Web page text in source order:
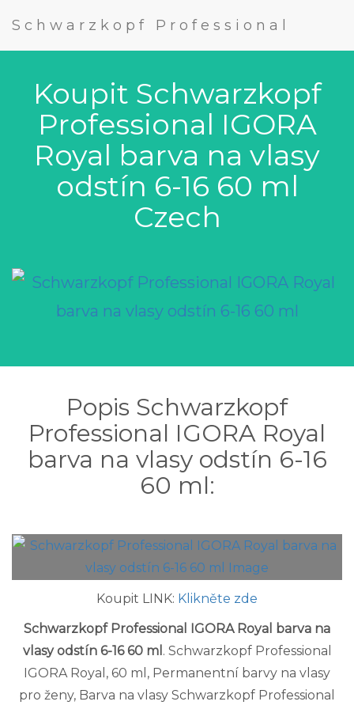
Schwarzkopf Professional
Koupit Schwarzkopf
Professional IGORA
Royal barva na vlasy
odstín 6-16 60 ml
Czech
Popis Schwarzkopf
Professional IGORA Royal
barva na vlasy odstín 6-16
60 ml:
Koupit LINK: Klikněte zde
Schwarzkopf Professional IGORA Royal barva na
vlasy odstín 6-16 60 ml . Schwarzkopf Professional
IGORA Royal, 60 ml, Permanentní barvy na vlasy
pro ženy, Barva na vlasy Schwarzkopf Professional